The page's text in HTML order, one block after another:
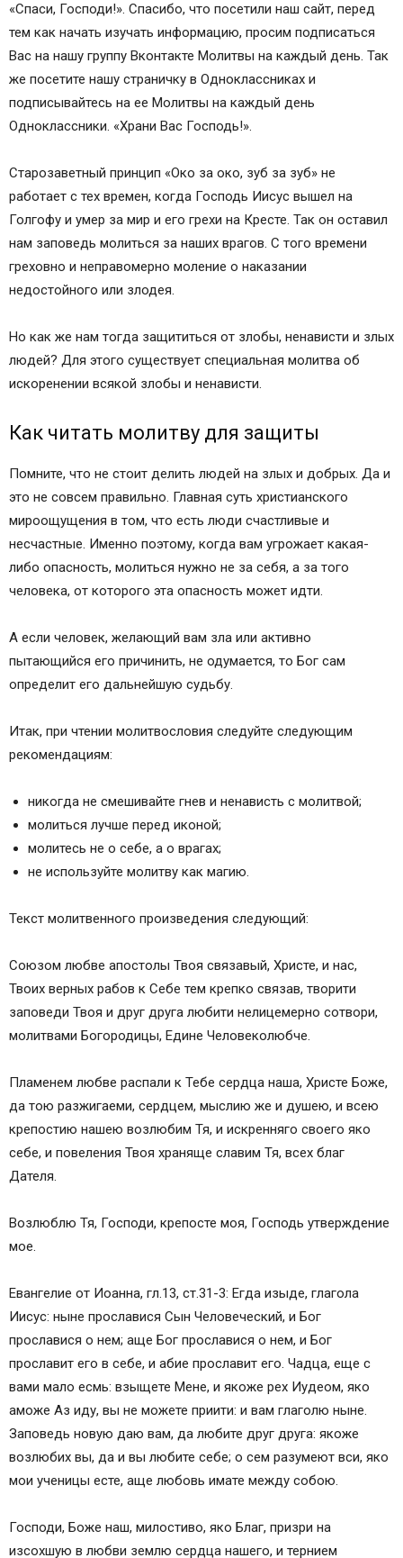
«Спаси, Господи!». Спасибо, что посетили наш сайт, перед
тем как начать изучать информацию, просим подписаться
Вас на нашу группу Вконтакте Молитвы на каждый день. Так
же посетите нашу страничку в Одноклассниках и
подписывайтесь на ее Молитвы на каждый день
Одноклассники. «Храни Вас Господь!».
Старозаветный принцип «Око за око, зуб за зуб» не
работает с тех времен, когда Господь Иисус вышел на
Голгофу и умер за мир и его грехи на Кресте. Так он оставил
нам заповедь молиться за наших врагов. С того времени
греховно и неправомерно моление о наказании
недостойного или злодея.
Но как же нам тогда защититься от злобы, ненависти и злых
людей? Для этого существует специальная молитва об
искоренении всякой злобы и ненависти.
Как читать молитву для защиты
Помните, что не стоит делить людей на злых и добрых. Да и
это не совсем правильно. Главная суть христианского
мироощущения в том, что есть люди счастливые и
несчастные. Именно поэтому, когда вам угрожает какая-
либо опасность, молиться нужно не за себя, а за того
человека, от которого эта опасность может идти.
А если человек, желающий вам зла или активно
пытающийся его причинить, не одумается, то Бог сам
определит его дальнейшую судьбу.
Итак, при чтении молитвословия следуйте следующим
рекомендациям:
никогда не смешивайте гнев и ненависть с молитвой;
молиться лучше перед иконой;
молитесь не о себе, а о врагах;
не используйте молитву как магию.
Текст молитвенного произведения следующий:
Союзом любве апостолы Твоя связавый, Христе, и нас,
Твоих верных рабов к Себе тем крепко связав, творити
заповеди Твоя и друг друга любити нелицемерно сотвори,
молитвами Богородицы, Едине Человеколюбче.
Пламенем любве распали к Тебе сердца наша, Христе Боже,
да тою разжигаеми, сердцем, мыслию же и душею, и всею
крепостию нашею возлюбим Тя, и искренняго своего яко
себе, и повеления Твоя храняще славим Тя, всех благ
Дателя.
Возлюблю Тя, Господи, крепосте моя, Господь утверждение
мое.
Евангелие от Иоанна, гл.13, ст.31-3: Егда изыде, глагола
Иисус: ныне прославися Сын Человеческий, и Бог
прославися о нем; аще Бог прославися о нем, и Бог
прославит его в себе, и абие прославит его. Чадца, еще с
вами мало есмь: взыщете Мене, и якоже рех Иудеом, яко
аможе Аз иду, вы не можете приити: и вам глаголю ныне.
Заповедь новую даю вам, да любите друг друга: якоже
возлюбих вы, да и вы любите себе; о сем разумеют вси, яко
мои ученицы есте, аще любовь имате между собою.
Господи, Боже наш, милостиво, яко Благ, призри на
изсохшую в любви землю сердца нашего, и тернием